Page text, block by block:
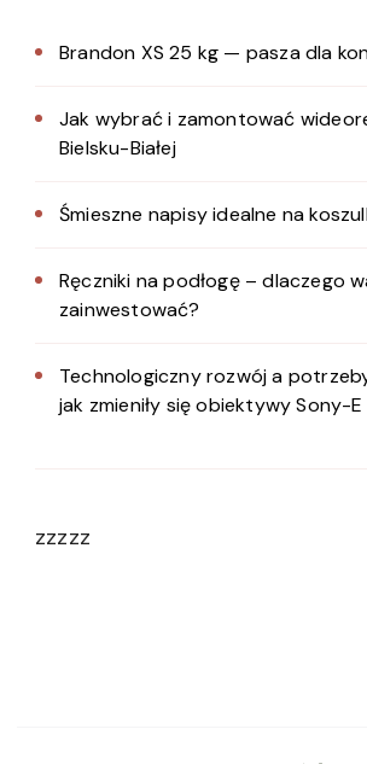
Brandon XS 25 kg — pasza dla
Jak wybrać i zamontować
Bielsku-Białej
Śmieszne napisy idealne na
Ręczniki na podłogę – dlaczego
zainwestować?
Technologiczny rozwój a
jak zmieniły się obiektywy Sony-E
zzzzz